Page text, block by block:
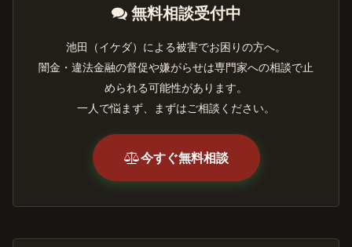
無料相談受付中
池田（イケダ）による被害でお困りの方へ。
闇金・違法金融の督促や嫌がらせは専門家への相談で止
められる可能性があります。
一人で悩まず、まずはご相談ください。
今すぐ無料相談